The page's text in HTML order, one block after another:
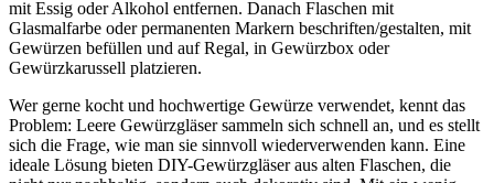
mit Essig oder Alkohol entfernen. Danach Flaschen mit
Glasmalfarbe oder permanenten Markern beschriften/gestalten, mit
Gewürzen befüllen und auf Regal, in Gewürzbox oder
Gewürzkarussell platzieren.
Wer gerne kocht und hochwertige Gewürze verwendet, kennt das
Problem: Leere Gewürzgläser sammeln sich schnell an, und es stellt
sich die Frage, wie man sie sinnvoll wiederverwenden kann. Eine
ideale Lösung bieten DIY-Gewürzgläser aus alten Flaschen, die